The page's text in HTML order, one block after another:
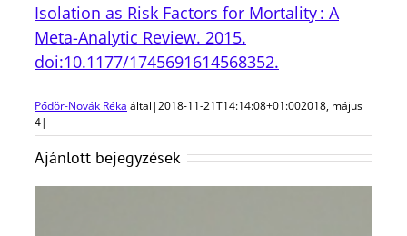
Isolation as Risk Factors for Mortality : A
Meta-Analytic Review. 2015.
doi:10.1177/1745691614568352.
Pődör-Novák Réka által|2018-11-21T14:14:08+01:002018, május
4|
Ajánlott bejegyzések